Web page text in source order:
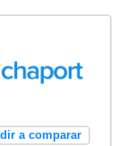
a comparar